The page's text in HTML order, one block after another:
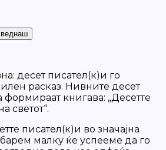
веднаш
десет писател(к)и го
расказ. Нивните десет
формираат книгава: „Десетте
светот“.
писател(к)и во значајна
малку ќе успееме да го